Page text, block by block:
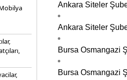
Ankara Siteler
Ankara Siteler
Bursa Osmangazi
Bursa Osmangazi